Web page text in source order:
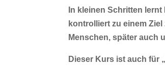
In kleinen Schritten
kontrolliert zueinem Ziel
Menschen, später auch
Dieser Kurs ist auch für